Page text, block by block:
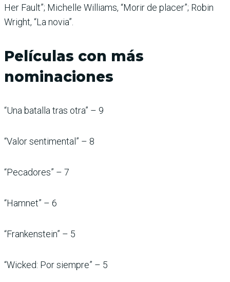
Her Fault”; Michelle Williams, “Morir de placer”; Robin
Wright, “La novia”.
Películas con más
nominaciones
“Una batalla tras otra” – 9
“Valor sentimental” – 8
“Pecadores” – 7
“Hamnet” – 6
“Frankenstein” – 5
“Wicked: Por siempre” – 5